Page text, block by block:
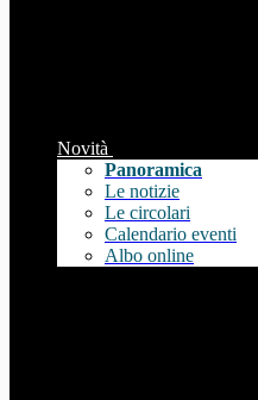
Novità
Panoramica
Le notizie
Le circolari
Calendario eventi
Albo online